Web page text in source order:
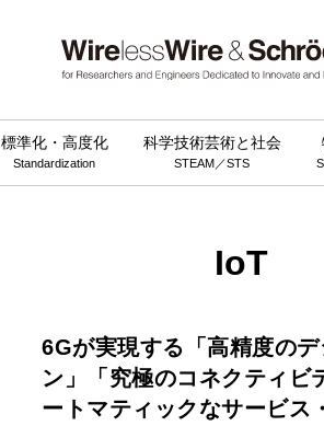
標準化・高度化
Standardization
科学技術芸術と社会
STEAM／STS
IoT
6Gが実現する「高精度のデ
ン」「究極のコネクティビ
ートマティックなサービス